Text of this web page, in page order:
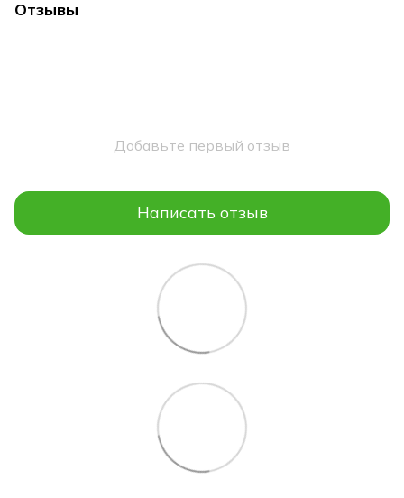
Отзывы
Добавьте первый отзыв
Написать отзыв